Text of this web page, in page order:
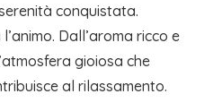
conquistata.
Dall’aroma ricco e
gioiosa che
al rilassamento.